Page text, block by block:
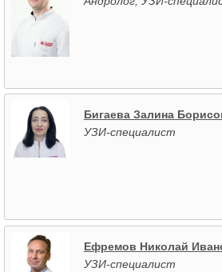
Бигаева Залина
УЗИ-специалист
Ефремов Николай
УЗИ-специалист